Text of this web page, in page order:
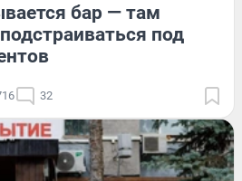
бар — там
под
32